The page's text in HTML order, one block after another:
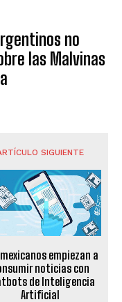
no
las Malvinas
SIGUIENTE
empiezan a
noticias con
de Inteligencia
Artificial